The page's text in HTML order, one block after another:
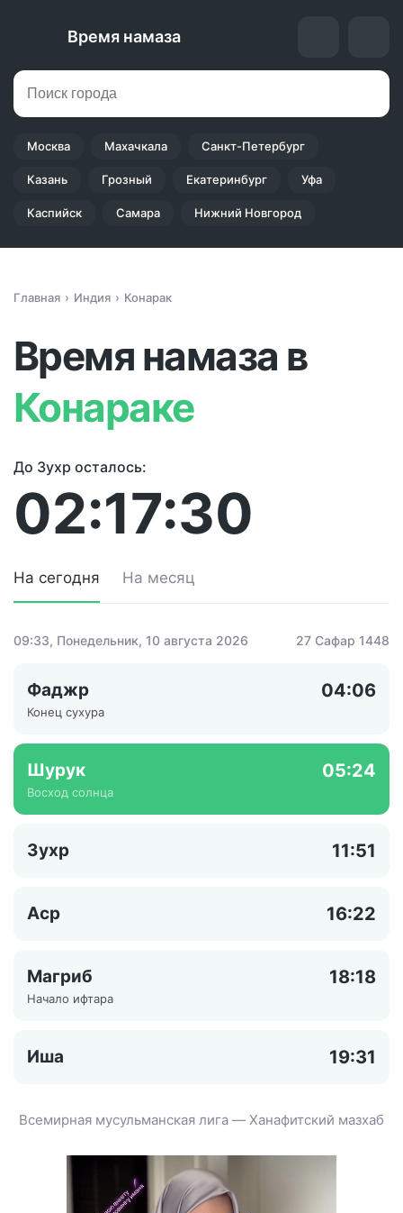
Время намаза
Москва Махачкала Санкт-Петербург
Казань Грозный Екатеринбург Уфа
Каспийск Самара Нижний Новгород
Главная Индия Конарак
Время намаза в
Конараке
До Зухр осталось:
02:17:30
На сегодня На месяц
09:33, Понедельник, 10 августа 2026 27 Сафар 1448
Фаджр 04:06
Конец сухура
Шурук 05:24
Восход солнца
Зухр 11:51
Аср 16:22
Магриб 18:18
Начало ифтара
Иша 19:31
Всемирная мусульманская лига — Ханафитский мазхаб